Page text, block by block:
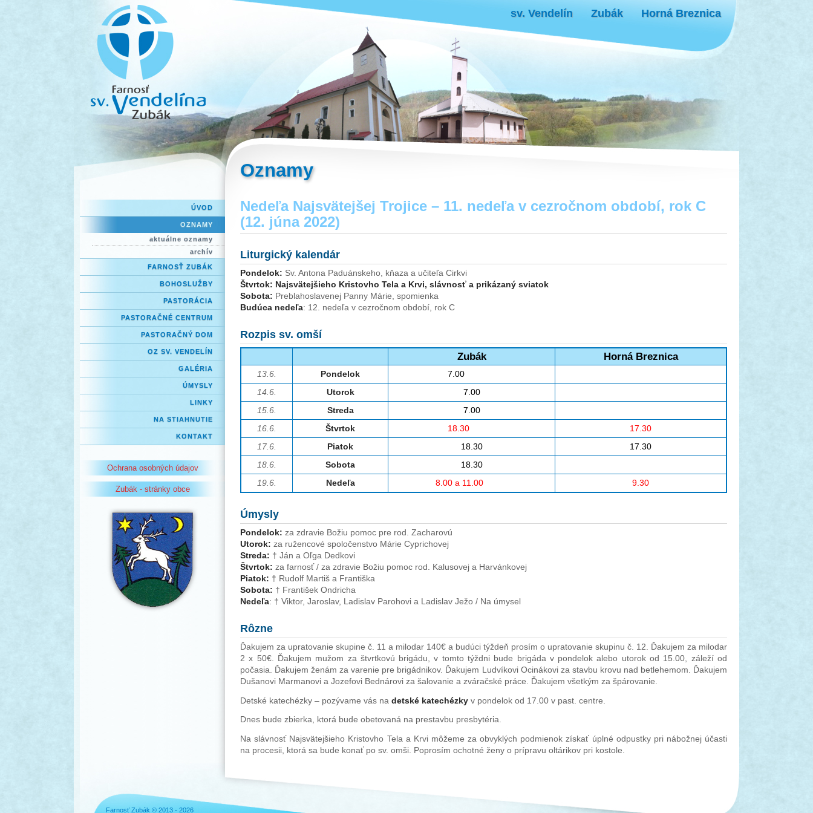
Horná Breznica
Zubák
sv. Vendelín
ÚVOD
OZNAMY
aktuálne oznamy
archív
FARNOSŤ ZUBÁK
BOHOSLUŽBY
PASTORÁCIA
PASTORAČNÉ CENTRUM
PASTORAČNÝ DOM
OZ SV. VENDELÍN
GALÉRIA
ÚMYSLY
LINKY
NA STIAHNUTIE
KONTAKT
Ochrana osobných údajov
Zubák - stránky obce
Oznamy
Nedeľa Najsvätejšej Trojice – 11. nedeľa v cezročnom období, rok C
(12. júna 2022)
Liturgický kalendár
Pondelok: Sv. Antona Paduánskeho, kňaza a učiteľa Cirkvi
Štvrtok: Najsvätejšieho Kristovho Tela a Krvi, slávnosť a prikázaný sviatok
Sobota: Preblahoslavenej Panny Márie, spomienka
Budúca nedeľa: 12. nedeľa v cezročnom období, rok C
Rozpis sv. omší
Zubák Horná Breznica
13.6. Pondelok
7.00
14.6.
Utorok
7.00
15.6.
Streda
7.00
16.6.
Štvrtok 18.30
17.30
17.6.
Piatok 18.30
17.30
18 .6. Sobota
18.30
19.6.
Nedeľa 8.00 a 11.00 9.30
Úmysly
Pondelok: za zdravie Božiu pomoc pre rod. Zacharovú
Utorok: za ružencové spoločenstvo Márie Cyprichovej
Streda: † Ján a Oľga Dedkovi
Štvrtok: za farnosť / za zdravie Božiu pomoc rod. Kalusovej a Harvánkovej
Piatok: † Rudolf Martiš a Františka
Sobota: † František Ondricha
Nedeľa: † Viktor, Jaroslav, Ladislav Parohovi a Ladislav Ježo / Na úmysel
Rôzne
Ďakujem za upratovanie skupine č. 11 a milodar 140€ a budúci týždeň prosím o upratovanie skupinu č. 12. Ďakujem za milodar
2 x 50€. Ďakujem mužom za štvrtkovú brigádu, v tomto týždni bude brigáda v pondelok alebo utorok od 15.00, záleží od
počasia. Ďakujem ženám za varenie pre brigádnikov. Ďakujem Ludvíkovi Ocinákovi za stavbu krovu nad betlehemom. Ďakujem
Dušanovi Marmanovi a Jozefovi Bednárovi za šalovanie a zváračské práce. Ďakujem všetkým za špárovanie.
Detské katechézky – pozývame vás na detské katechézky v pondelok od 17.00 v past. centre.
Dnes bude zbierka, ktorá bude obetovaná na prestavbu presbytéria.
Na slávnosť Najsvätejšieho Kristovho Tela a Krvi môžeme za obvyklých podmienok získať úplné odpustky pri nábožnej účasti
na procesii, ktorá sa bude konať po sv. omši. Poprosím ochotné ženy o prípravu oltárikov pri kostole.
Farnosť Zubák © 2013 - 2026